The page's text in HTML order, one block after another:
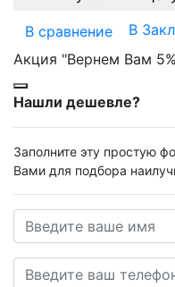
В сравнение
В
Акция "Вернем Вам
Нашли дешевле?
Заполните эту простую
Вами для подбора